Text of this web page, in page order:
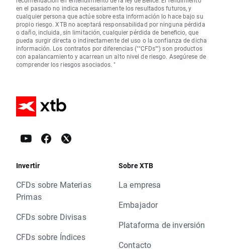
en el pasado no indica necesariamente los resultados futuros, y
cualquier persona que actúe sobre esta información lo hace bajo su
propio riesgo. XTB no aceptará responsabilidad por ninguna pérdida
o daño, incluida, sin limitación, cualquier pérdida de beneficio, que
pueda surgir directa o indirectamente del uso o la confianza de dicha
información. Los contratos por diferencias (""CFDs"") son productos
con apalancamiento y acarrean un alto nivel de riesgo. Asegúrese de
comprender los riesgos asociados. "
Invertir
CFDs sobre Materias
Primas
CFDs sobre Divisas
CFDs sobre Índices
Sobre XTB
La empresa
Embajador
Plataforma de inversión
Contacto